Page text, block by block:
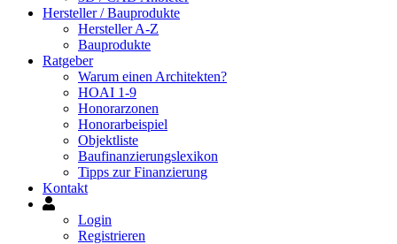
Hersteller / Bauprodukte
Hersteller A-Z
Bauprodukte
Ratgeber
Warum einen Architekten?
HOAI 1-9
Honorarzonen
Honorarbeispiel
Objektliste
Baufinanzierungslexikon
Tipps zur Finanzierung
Kontakt
Mein
KontoLogin
Registrieren